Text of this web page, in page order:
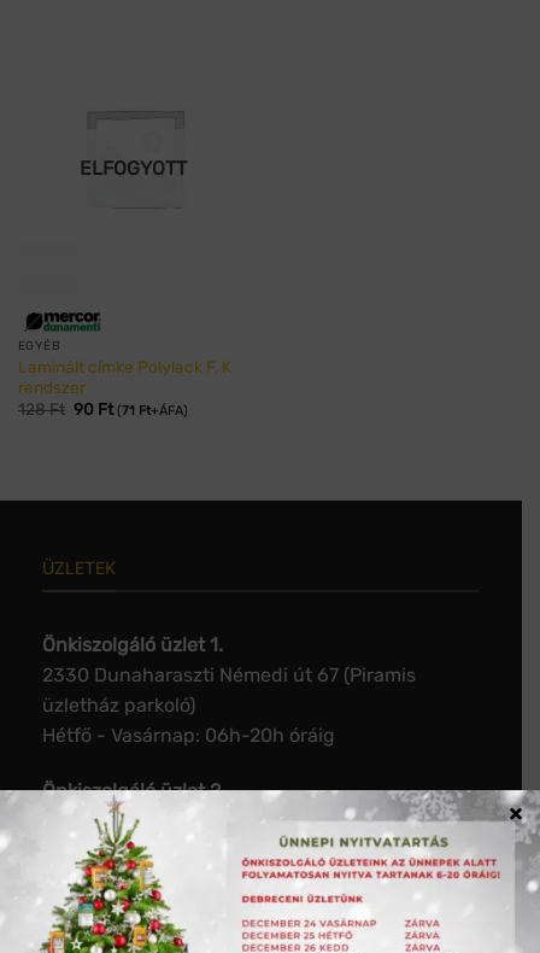
ELFOGYOTT
EGYÉB
Laminált címke Polylack F, K
rendszer
128Ft 90 Ft (71 Ft+ÁFA)
ÜZLETEK
Önkiszolgáló üzlet 1.
2330 Dunaharaszti Némedi út 67 (Piramis
üzletház parkoló)
Hétfő - Vasárnap: 06h-20h óráig
Önkiszolgáló üzlet 2.
1112 Budapest Budaörsi út 124. (McDonalds és a
ORLEN kút között)
Hétfő - Vasárnap: 06h-20h óráig
Önkiszolgáló üzlet 3.
×